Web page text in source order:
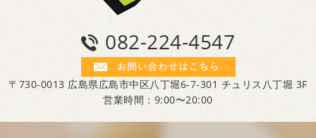
082-224-4547
〒730-0013 広島県広島市中区八丁堀6-7-301 チュリス八丁堀 3F
営業時間：9:00〜20:00